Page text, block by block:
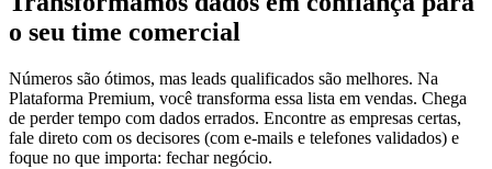
o seu time comercial
Números são ótimos, mas leads qualificados são melhores. Na
Plataforma Premium, você transforma essa lista em vendas. Chega
de perder tempo com dados errados. Encontre as empresas certas,
fale direto com os decisores (com e-mails e telefones validados) e
foque no que importa: fechar negócio.